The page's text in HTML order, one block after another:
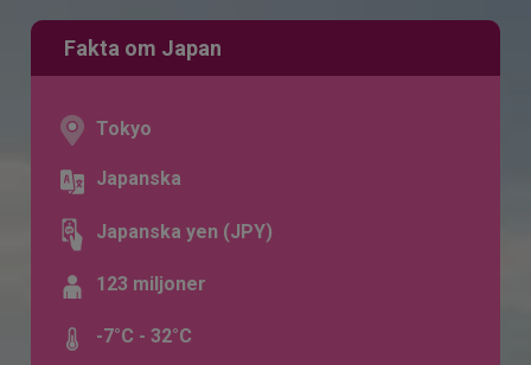
Fakta om Japan
Tokyo
Japanska
Japanska yen (JPY)
123 miljoner
-7°C - 32°C